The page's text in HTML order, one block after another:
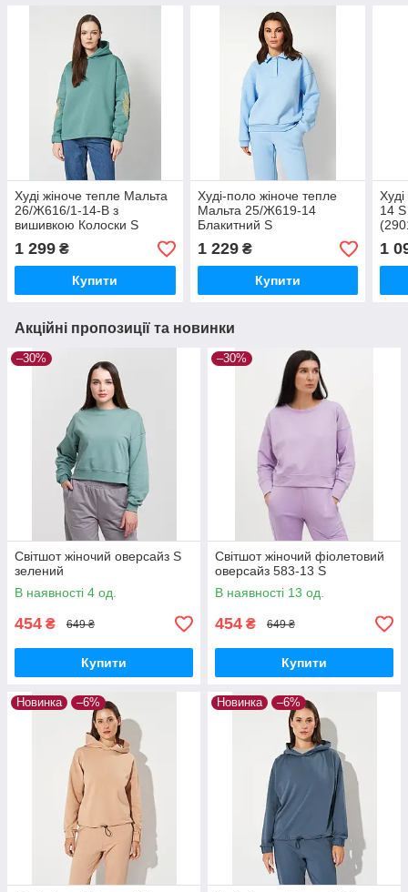
Худі жіноче тепле Мальта
26/Ж616/1-14-В з
вишивкою Колоски S
Бірюзовий
1 299 ₴
Купити
Худі-поло жіноче тепле
Мальта 25/Ж619-14
Блакитний S
(2901000465654)
1 229₴
Купити
14
1
Акційні пропозиції та новинки
–30%
Світшот жіночий оверсайз S
зелений
В наявності 4 од.
454 ₴ 649 ₴
Купити
–30%
Світшот жіночий фіолетовий
оверсайз 583-13 S
В наявності 13 од.
454 ₴ 649 ₴
Купити
Новинка –6% Новинка –6%